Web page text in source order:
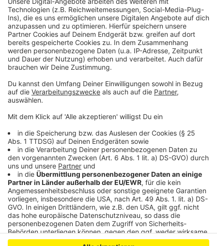
Anzeige
Weitere Meldungen aus unserer Stadt
Anzeige
Katastrophenübung in Leverkusen am Samstag
Gymnasium in Leverkusen bekommt neue
Räumlichkeiten
Dieses Gebäude entsteht in der Neuen Bahnstadt
Anzeige
Anzeige